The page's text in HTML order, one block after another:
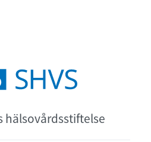
hälsovårdsstiftelse